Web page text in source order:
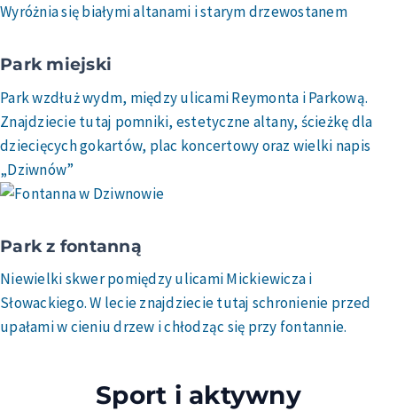
Wyróżnia się białymi altanami i starym drzewostanem
Park miejski
Park wzdłuż wydm, między ulicami Reymonta i Parkową.
Znajdziecie tutaj pomniki, estetyczne altany, ścieżkę dla
dziecięcych gokartów, plac koncertowy oraz wielki napis
„Dziwnów”
Park z fontanną
Niewielki skwer pomiędzy ulicami Mickiewicza i
Słowackiego. W lecie znajdziecie tutaj schronienie przed
upałami w cieniu drzew i chłodząc się przy fontannie.
Sport i aktywny